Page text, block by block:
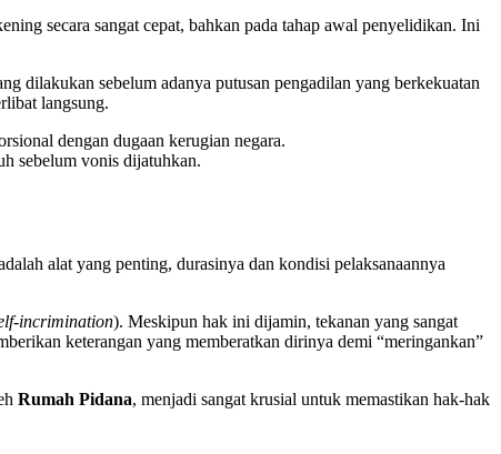
secara sangat cepat, bahkan pada tahap awal penyelidikan. Ini
dilakukan sebelum adanya putusan pengadilan yang berkekuatan
langsung.
dengan dugaan kerugian negara.
sebelum vonis dijatuhkan.
alat yang penting, durasinya dan kondisi pelaksanaannya
incrimination). Meskipun hak ini dijamin, tekanan yang sangat
keterangan yang memberatkan dirinya demi “meringankan”
Rumah Pidana, menjadi sangat krusial untuk memastikan hak-hak